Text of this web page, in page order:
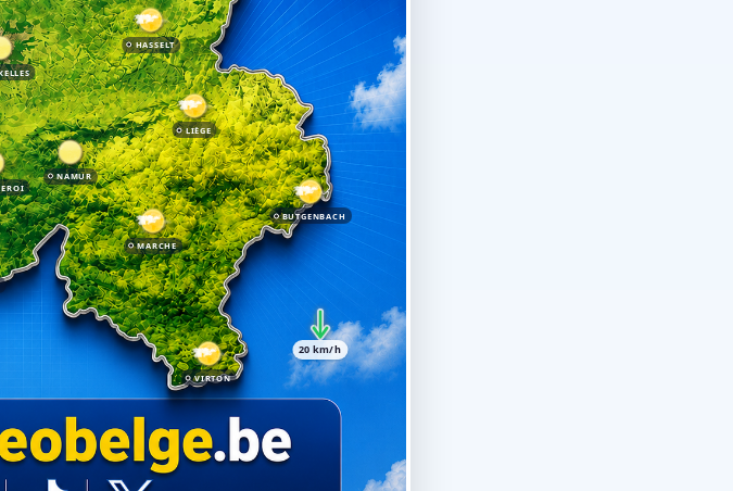
NAMUR
LIÈGE
VIRTON
MARCHE
HASSELT
BUTGENBACH
20 km/h